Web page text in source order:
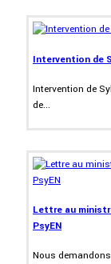
Intervention de
Intervention de
de...
Lettre au
PsyEN
Nous